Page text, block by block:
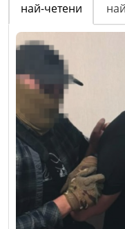
Коментар *
най-четени